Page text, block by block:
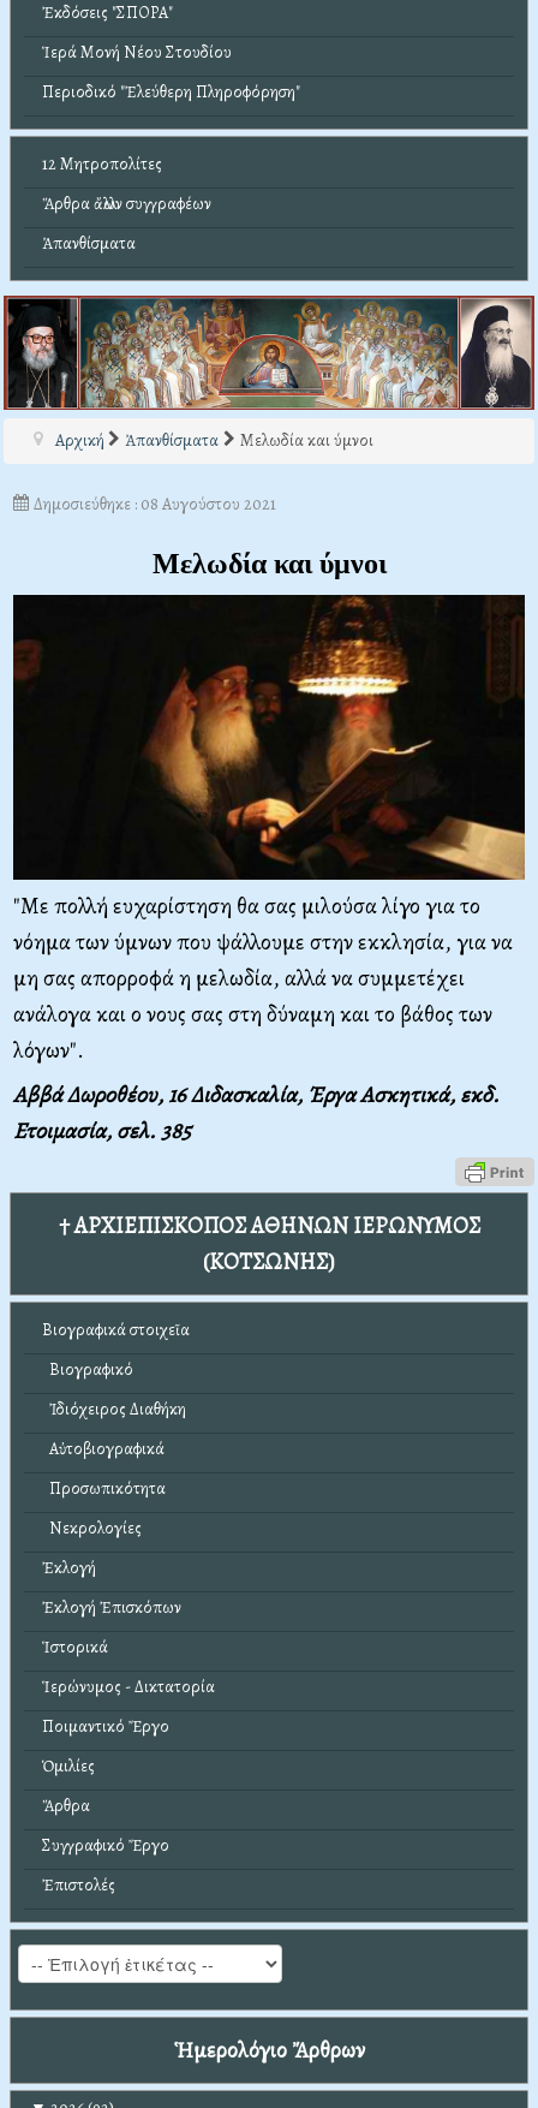
Ἐκδόσεις "ΣΠΟΡΑ"
Ἱερά Μονή Νέου Στουδίου
Περιοδικό "Ἐλεύθερη Πληροφόρηση"
12 Μητροπολίτες
Ἄρθρα ἄλλων συγγραφέων
Ἀπανθίσματα
Αρχική Ἀπανθίσματα Μελωδία και ύμνοι
Δημοσιεύθηκε : 08 Αυγούστου 2021
Μελωδία και ύμνοι
"Με πολλή ευχαρίστηση θα σας μιλούσα λίγο για το
νόημα των ύμνων που ψάλλουμε στην εκκλησία, για να
μη σας απορροφά η μελωδία, αλλά να συμμετέχει
ανάλογα και ο νους σας στη δύναμη και το βάθος των
λόγων".
Αββά Δωροθέου, 16 Διδασκαλία, Έργα Ασκητικά, εκδ.
Ετοιμασία, σελ. 385
† ΑΡΧΙΕΠΙΣΚΟΠΟΣ ΑΘΗΝΩΝ ΙΕΡΩΝΥΜΟΣ
(ΚΟΤΣΩΝΗΣ)
Βιογραφικά στοιχεῖα
Βιογραφικό
Ἰδιόχειρος Διαθήκη
Αὐτοβιογραφικά
Προσωπικότητα
Νεκρολογίες
Ἐκλογή
Ἐκλογή Ἐπισκόπων
Ἱστορικά
Ἱερώνυμος - Δικτατορία
Ποιμαντικό Ἔργο
Ὁμιλίες
Ἄρθρα
Συγγραφικό Ἔργο
Ἐπιστολές
Ἡμερολόγιο Ἄρθρων